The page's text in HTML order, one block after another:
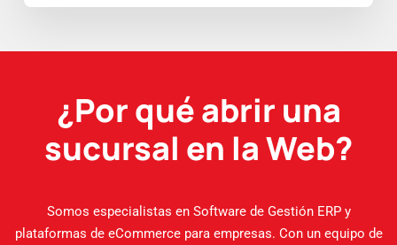
¿Por qué abrir una
sucursal en la Web?
Somos especialistas en Software de Gestión ERP y
plataformas de eCommerce para empresas. Con un equipo de